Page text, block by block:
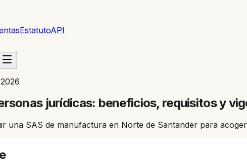
EstatutoAPI
jurídicas: beneficios, requisitos y
una SAS de manufactura en Norte de Santander para